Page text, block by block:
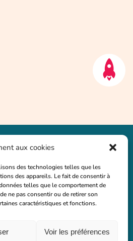
aux cookies
des technologies telles que les
des appareils. Le fait de consentir à
telles que le comportement de
ne pas consentir ou de retirer son
caractéristiques et fonctions.
Voir les préférences
©2024
droits réservés à Dianniversaire